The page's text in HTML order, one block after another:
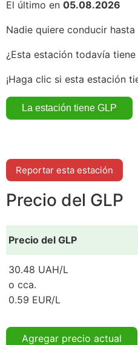
El último en 05.08.2026
Nadie quiere conducir
¿Esta estación todavía
¡Haga clic si esta estación
Reportar esta estación
Precio del GLP
Precio del GLP
30.48 UAH/L
o cca.
0.59 EUR/L
Agregar precio actual